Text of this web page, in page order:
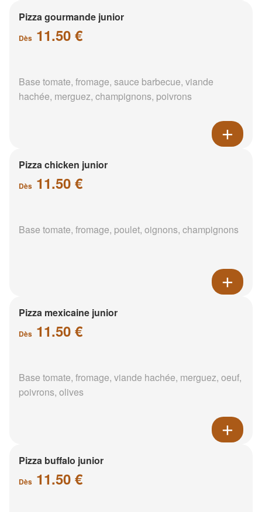
Pizza gourmande junior
Dès 11.50 €
Base tomate, fromage, sauce barbecue, viande
hachée, merguez, champignons, poivrons
Pizza chicken junior
Dès 11.50 €
Base tomate, fromage, poulet, oignons, champignons
Pizza mexicaine junior
Dès 11.50 €
Base tomate, fromage, viande hachée, merguez, oeuf,
poivrons, olives
Pizza buffalo junior
Dès 11.50 €